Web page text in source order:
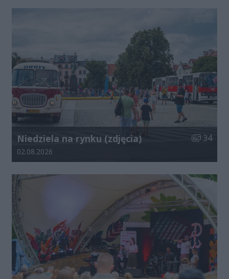
Niedziela na rynku (zdjęcia) Liczba
34
Data dodania galerii:
02.08.2026